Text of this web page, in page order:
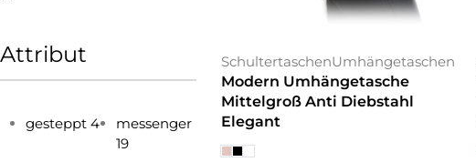
Attribut
gesteppt 4
messenger
19
SchultertaschenUmhängetaschen
Modern Umhängetasche
Mittelgroß Anti Diebstahl
Elegant